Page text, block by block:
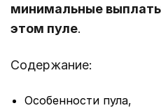
минимальные
этом пуле.
Содержание:
Особенности пула,